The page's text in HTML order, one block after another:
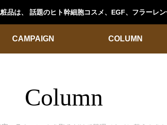
は、 話題のヒト幹細胞コスメ、EGF、フラーレ
CAMPAIGN COLUMN
Column